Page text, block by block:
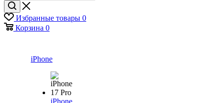
Избранные товары 0
Корзина 0
iPhone
iPhone